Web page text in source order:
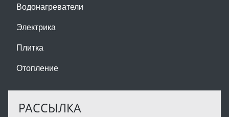
Водонагреватели
Электрика
Плитка
Отопление
РАССЫЛКА